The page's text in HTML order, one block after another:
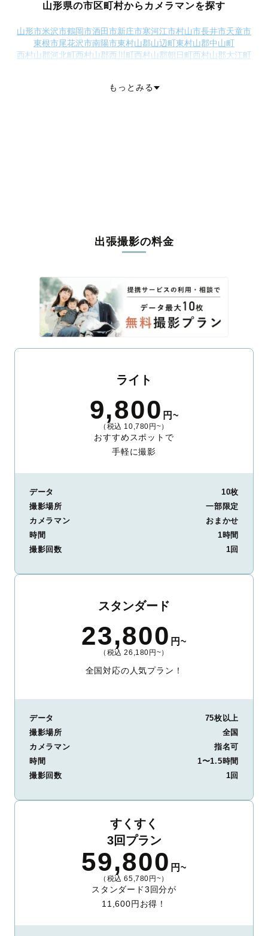
山形県の市区町村からカメラマンを探す
山形市米沢市鶴岡市酒田市新庄市寒河江市村山市長井市天童市
東根市尾花沢市南陽市東村山郡山辺町東村山郡中山町
西村山郡河北町西村山郡西川町西村山郡朝日町西村山郡大江町
東置賜郡川西町 西置賜郡小国町
もっとみる
出張撮影の料金
ライト
9,800 円~
（税込 10,780円~）
おすすめスポットで
手軽に撮影
データ
10枚
撮影場所
一部限定
カメラマン
おまかせ
時間
1時間
撮影回数
1回
スタンダード
23,800 円~
（税込 26,180円~）
全国対応の人気プラン！
データ
75枚以上
撮影場所
全国
カメラマン
指名可
時間
1〜1.5時間
撮影回数
1回
すくすく
3回プラン
59,800 円~
（税込 65,780円~）
スタンダード3回分が
11,600円お得！